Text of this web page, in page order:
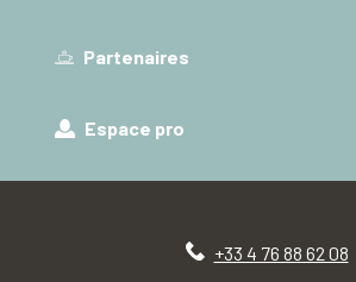
Partenaires
Espace pro
+33 4 76 88 62 08